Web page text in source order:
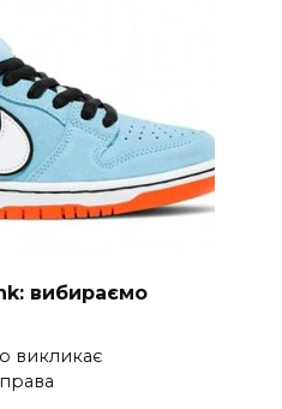
вибираємо
викликає